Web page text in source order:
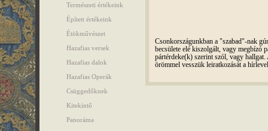
Természeti értékeink
Épített értékeink
Étökművészet
Hazafias versek
Hazafias dalok
Hazafias Operák
Csüggedőknek
Kitekintő
Panoráma
Csonkországunkban a "szabad"-nak
becsülete elé kiszolgált, vagy megbízó
pártérdeke(k) szerint szól, vagy
örömmel vesszük leiratkozását a